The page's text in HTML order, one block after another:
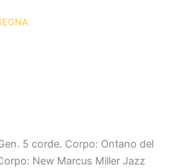
5 corde. Corpo: Ontano del
New Marcus Miller Jazz